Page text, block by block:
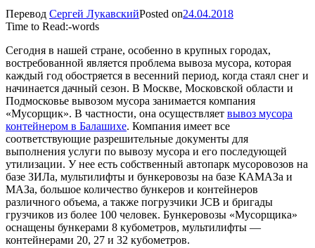
Перевод Сергей ЛукавскийPosted on24.04.2018
Time to Read:-words
Сегодня в нашей стране, особенно в крупных городах,
востребованной является проблема вывоза мусора, которая
каждый год обостряется в весенний период, когда стаял снег и
начинается дачный сезон. В Москве, Московской области и
Подмосковье вывозом мусора занимается компания
«Мусорщик». В частности, она осуществляет вывоз мусора
контейнером в Балашихе. Компания имеет все
соответствующие разрешительные документы для
выполнения услуги по вывозу мусора и его последующей
утилизации. У нее есть собственный автопарк мусоровозов на
базе ЗИЛа, мультилифты и бункеровозы на базе КАМАЗа и
МАЗа, большое количество бункеров и контейнеров
различного объема, а также погрузчики JCB и бригады
грузчиков из более 100 человек. Бункеровозы «Мусорщика»
оснащены бункерами 8 кубометров, мультилифты —
контейнерами 20, 27 и 32 кубометров.